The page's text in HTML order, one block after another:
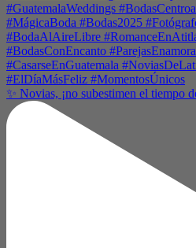
✨ Novias, ¡no subestimen el tiempo